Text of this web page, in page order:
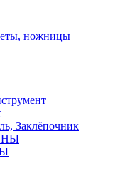
ножницы
Заклёпочник